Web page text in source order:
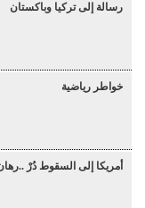
رسالة إلى تركيا وباكستان
خواطر رياضية
أمريكا إلى السقوط دُرْ